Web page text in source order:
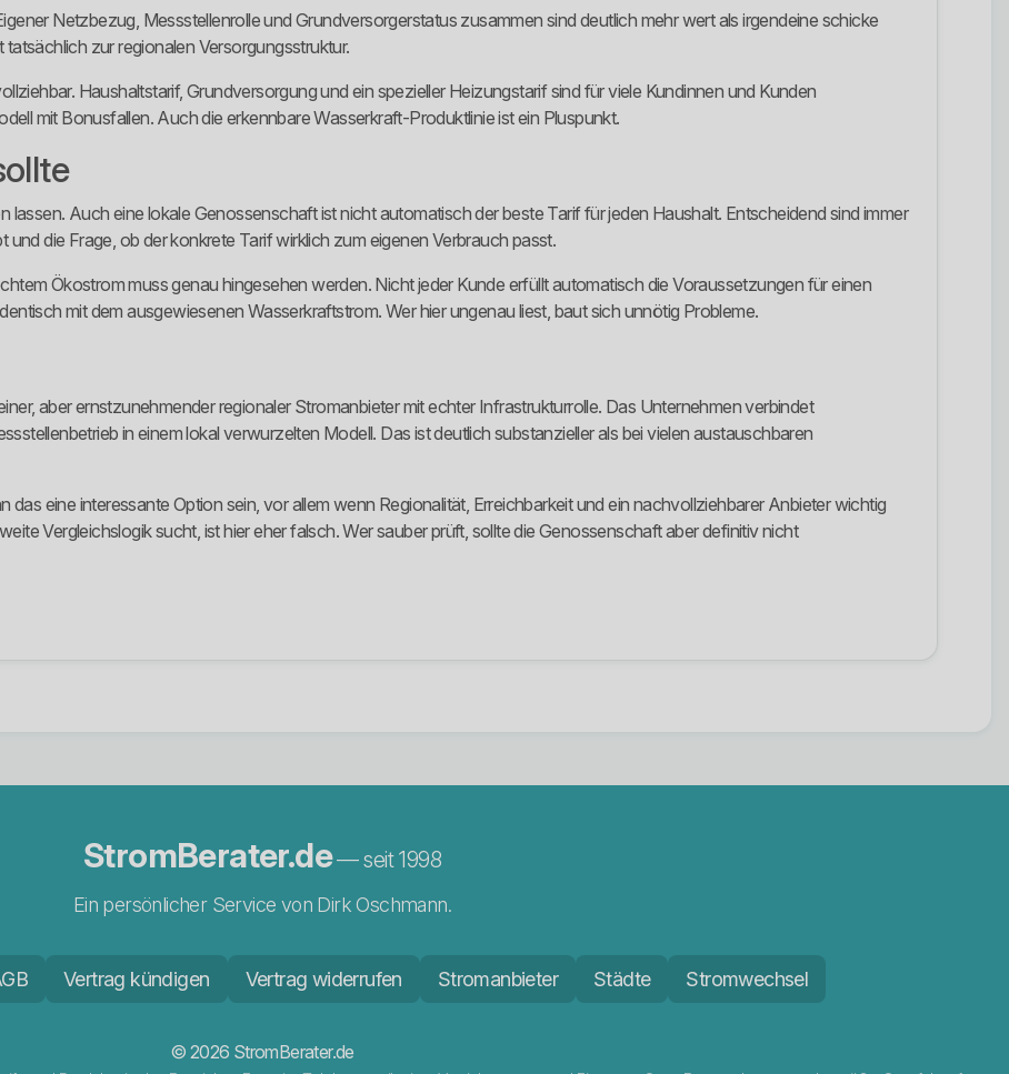
Netzbezug, Messstellenrolle und Grundversorgerstatus zusammen sind deutlich mehr wert als irgendeine schicke
zur regionalen Versorgungsstruktur.
Haushaltstarif, Grundversorgung und ein spezieller Heizungstarif sind für viele Kundinnen und Kunden
mit Bonusfallen. Auch die erkennbare Wasserkraft-Produktlinie ist ein Pluspunkt.
lassen. Auch eine lokale Genossenschaft ist nicht automatisch der beste Tarif für jeden Haushalt. Entscheidend sind immer
die Frage, ob der konkrete Tarif wirklich zum eigenen Verbrauch passt.
Ökostrom muss genau hingesehen werden. Nicht jeder Kunde erfüllt automatisch die Voraussetzungen für einen
mit dem ausgewiesenen Wasserkraftstrom. Wer hier ungenau liest, baut sich unnötig Probleme.
aber ernstzunehmender regionaler Stromanbieter mit echter Infrastrukturrolle. Das Unternehmen verbindet
in einem lokal verwurzelten Modell. Das ist deutlich substanzieller als bei vielen austauschbaren
das eine interessante Option sein, vor allem wenn Regionalität, Erreichbarkeit und ein nachvollziehbarer Anbieter wichtig
Vergleichslogik sucht, ist hier eher falsch. Wer sauber prüft, sollte die Genossenschaft aber definitiv nicht
StromBerater.de— seit 1998
Ein persönlicher Service von Dirk Oschmann.
Vertrag kündigen Vertrag widerrufen Stromanbieter Städte Stromwechsel
© 2026 StromBerater.de